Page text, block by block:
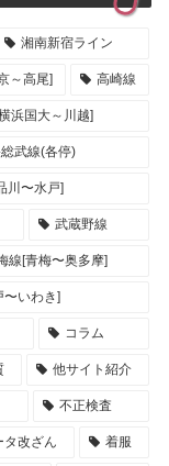
湘南新宿ライン
～高尾] 高崎線
浜国大～川越]
武線(各停)
川〜水戸]
武蔵野線
線[青梅〜奥多摩]
〜いわき]
コラム
他サイト紹介
不正検査
タ改ざん 着服